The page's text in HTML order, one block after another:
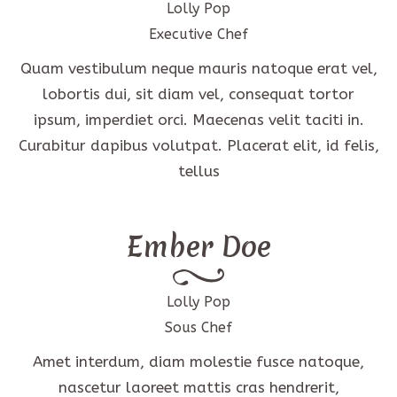
Lolly Pop
Executive Chef
Quam vestibulum neque mauris natoque erat vel,
lobortis dui, sit diam vel, consequat tortor
ipsum, imperdiet orci. Maecenas velit taciti in.
Curabitur dapibus volutpat. Placerat elit, id felis,
tellus
Ember Doe
Lolly Pop
Sous Chef
Amet interdum, diam molestie fusce natoque,
nascetur laoreet mattis cras hendrerit,